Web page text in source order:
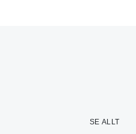
SE ALLT